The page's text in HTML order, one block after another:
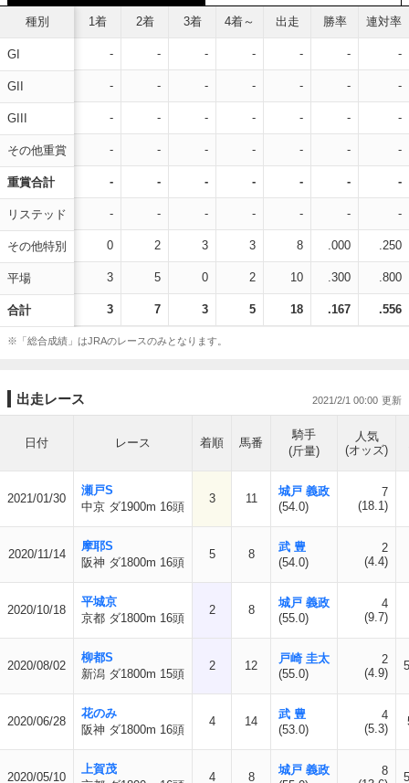
種別
GI
GII
GIII
その他重賞
重賞合計
リステッド
その他特別
平場
合計
1着 2着 3着 4着～ 出走 勝率 連対率
- - - - - - -
- - - - - - -
- - - - - - -
- - - - - - -
- - - - - - -
- - - - - - -
0 2 3 3 8 .000 .250
3 5 0 2 10 .300 .800
3 7 3 5 18 .167 .556
※「総合成績」はJRAのレースのみとなります。
出走レース 2021/2/1 00:00
日付 レース 着順 馬番
騎手
(斤量)
人気
(オッズ)
2021/01/30
瀬戸S
中京 ダ1900m 16頭
3 11
城戸 義政
(54.0)
7
(18.1)
2020/11/14
摩耶S
阪神 ダ1800m 16頭
5 8
武 豊
(54.0)
2
(4.4)
2020/10/18
平城京
京都 ダ1800m 16頭
2 8
城戸 義政
(55.0)
4
(9.7)
2020/08/02
柳都S
新潟 ダ1800m 15頭
2 12
戸崎 圭太
(55.0)
2
(4.9)
2020/06/28
花のみ
阪神 ダ1800m 16頭
4 14
武 豊
(53.0)
4
(5.3)
2020/05/10
上賀茂
4 8
城戸 義政
8